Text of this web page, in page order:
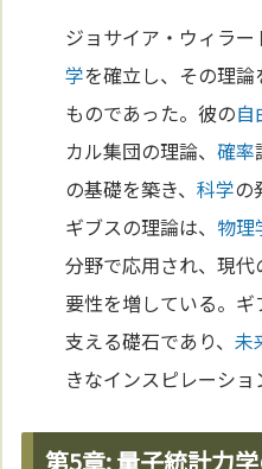
ジョサイア・ウィラ
学を確立し、その理
ものであった。彼の自
カル集団の理論、確率
の基礎を築き、科学の
ギブスの理論は、 物理
分野で応用され、現代
要性を増している。
支える礎石であり、未
きなインスピレーショ
第5章: 量子統計力